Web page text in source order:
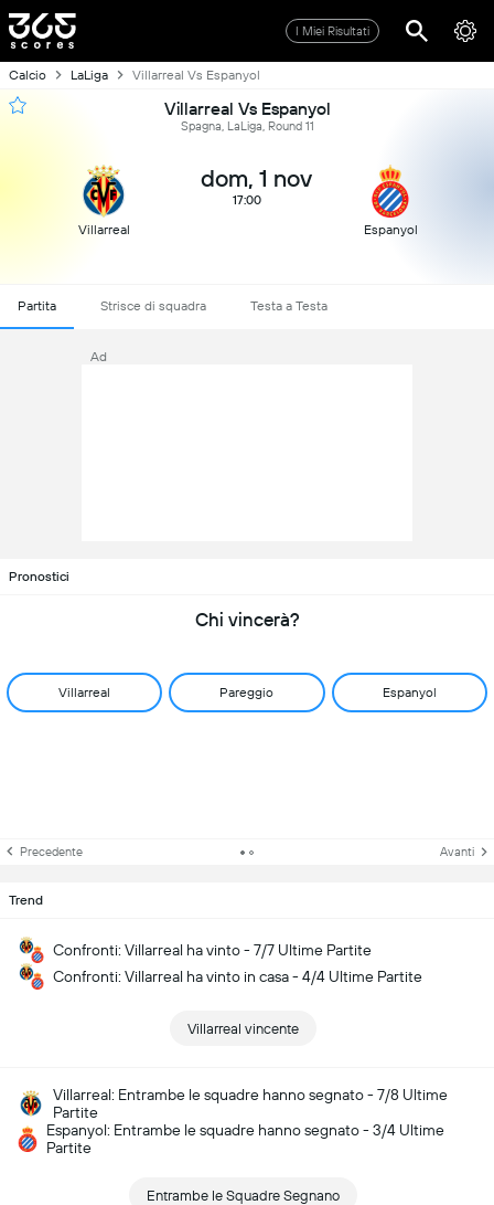
I Miei Risultati
Calcio LaLiga Villarreal Vs Espanyol
Villarreal Vs Espanyol
Spagna, LaLiga, Round 11
Villarreal
dom, 1 nov
17:00
Espanyol
Partita Strisce di squadra Testa a Testa
Ad
Pronostici
Chi vincerà?
Villarreal Pareggio Espanyol
Precedente Avanti
Trend
Confronti: Villarreal ha vinto - 7/7 Ultime Partite
Confronti: Villarreal ha vinto in casa - 4/4 Ultime Partite
Villarreal vincente
Villarreal: Entrambe le squadre hanno segnato - 7/8 Ultime
Partite
Espanyol: Entrambe le squadre hanno segnato - 3/4 Ultime
Partite
Entrambe le Squadre Segnano